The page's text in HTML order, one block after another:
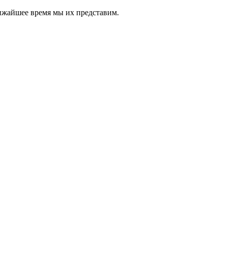
время мы их представим.